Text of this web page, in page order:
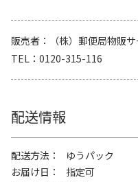
販売者
（株）郵便局物販
TEL
0120-315-116
配送情報
配送方法
ゆうパック
お届け日
指定可